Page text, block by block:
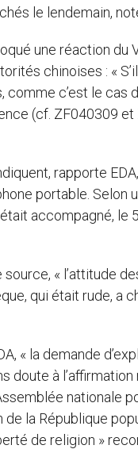
le lendemain,
une réaction
chinoises : «
c’est le
(cf. ZF040309
rapporte
portable. Selon
était accompagné,
« l’attitude
qui était rude, a
« la demande
doute à
nationale
la République
de religion »